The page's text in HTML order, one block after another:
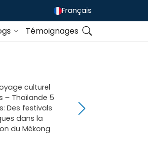
Français
Témoignages